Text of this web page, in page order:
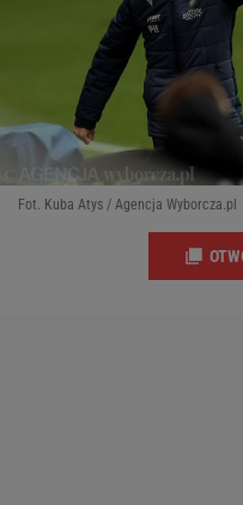
Fot. Kuba Atys / Agencja Wyborcza.pl